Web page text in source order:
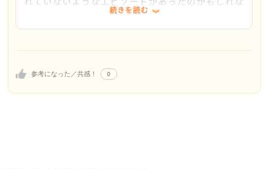
当然ながらお子様は、見た目、様々な反応が日々どん
俺の事なんてわからないし、と開き直って距離を置い
参考になった／共感！ 0
いと感じることがあります。
ただ、夫の両親は夫を結構大切にしているように感
何かが抜けている気もするのですがどうなんでしょ
続きを読む